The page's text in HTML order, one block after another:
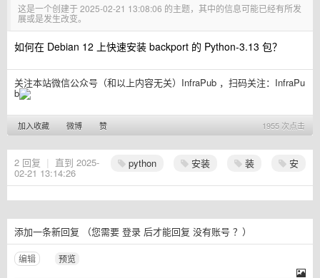
这是一个创建于2025-02-21 13:08:06 的主题，其中的信息可能已经有所发
展或是发生改变。
如何在 Debian 12 上快速安装 backport 的 Python-3.13 包？
关注本站微信公众号（和以上内容无关）InfraPub ，扫码关注： InfraPu
b
1955 次点击
加入收藏 微博 赞
python 安装 装 安
2 回复 | 直到 2025-
02-21 13:14:26
添加一条新回复 （您需要 登录 后才能回复 没有账号 ？）
编辑 预览